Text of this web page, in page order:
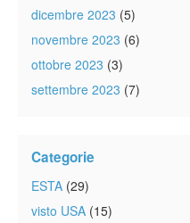
dicembre 2023 (5)
novembre 2023 (6)
ottobre 2023 (3)
settembre 2023 (7)
Categorie
ESTA (29)
visto USA (15)